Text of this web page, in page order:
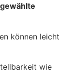
können leicht
wie